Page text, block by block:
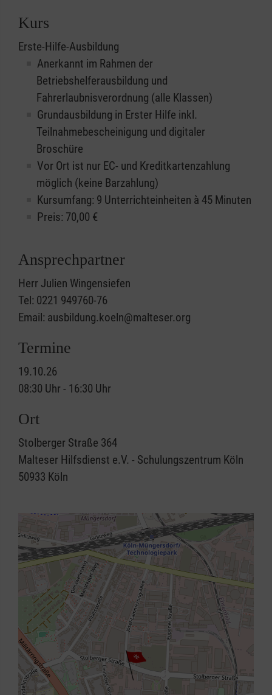
Kurs
Erste-Hilfe-Ausbildung
Anerkannt im Rahmen der
Betriebshelferausbildung und
Fahrerlaubnisverordnung (alle Klassen)
Grundausbildung in Erster Hilfe inkl.
Teilnahmebescheinigung und digitaler
Broschüre
Vor Ort ist nur EC- und Kreditkartenzahlung
möglich (keine Barzahlung)
Kursumfang: 9 Unterrichteinheiten à 45 Minuten
Preis: 70,00 €
Ansprechpartner
Herr Julien Wingensiefen
Tel: 0221 949760-76
Email: ausbildung.koeln@malteser.org
Termine
19.10.26
08:30 Uhr - 16:30 Uhr
Ort
Stolberger Straße 364
Malteser Hilfsdienst e.V. - Schulungszentrum Köln
50933 Köln